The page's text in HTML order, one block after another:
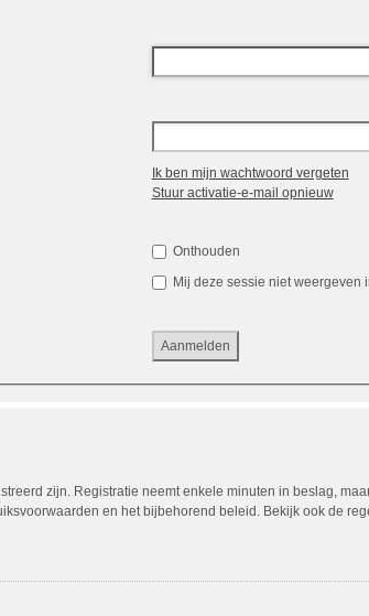
Ik ben mijn wachtwoord vergeten
Stuur activatie-e-mail opnieuw
Onthouden
Mij deze sessie niet weergeven
zijn. Registratie neemt enkele minuten in beslag,
en het bijbehorend beleid. Bekijk ook de